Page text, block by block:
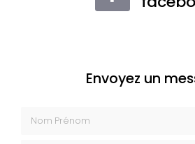
Envoyez un